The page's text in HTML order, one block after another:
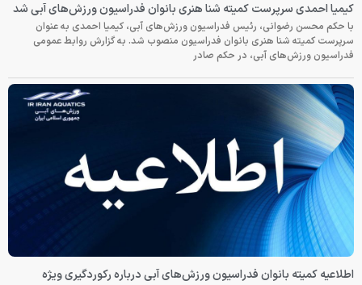
کیمیا احمدی سرپرست کمیته شنا هنری بانوان فدراسیون ورزش‌های آبی شد
با حکم محسن رضوانی، رئیس فدراسیون ورزش‌های آبی، کیمیا احمدی به عنوان
سرپرست کمیته شنا هنری بانوان فدراسیون منصوب شد. به گزارش روابط عمومی
فدراسیون ورزش‌های آبی، در حکم صادر
اطلاعیه کمیته بانوان فدراسیون ورزش‌های آبی درباره رکوردگیری ویژه